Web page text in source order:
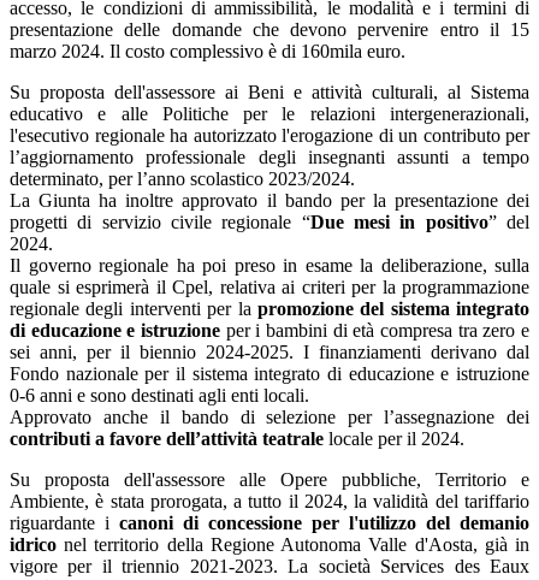
accesso, le condizioni di ammissibilità, le modalità e i termini di
presentazione delle domande che devono pervenire entro il 15
marzo 2024. Il costo complessivo è di 160mila euro.
Su proposta dell'assessore ai Beni e attività culturali, al Sistema
educativo e alle Politiche per le relazioni intergenerazionali,
l'esecutivo regionale ha autorizzato l'erogazione di un contributo per
l’aggiornamento professionale degli insegnanti assunti a tempo
determinato, per l’anno scolastico 2023/2024.
La Giunta ha inoltre approvato il bando per la presentazione dei
progetti di servizio civile regionale “Due mesi in positivo” del
2024.
Il governo regionale ha poi preso in esame la deliberazione, sulla
quale si esprimerà il Cpel, relativa ai criteri per la programmazione
regionale degli interventi per lapromozione del sistema integrato
di educazione e istruzione per i bambini di età compresa tra zero e
sei anni, per il biennio 2024-2025. I finanziamenti derivano dal
Fondo nazionale per il sistema integrato di educazione e istruzione
0-6 anni e sono destinati agli enti locali.
Approvato anche il bando di selezione per l’assegnazione dei
contributi a favore dell’attività teatrale locale per il 2024.
Su proposta dell'assessore alle Opere pubbliche, Territorio e
Ambiente, è stata prorogata, a tutto il 2024, la validità del tariffario
riguardante i canoni di concessione per l'utilizzo del demanio
idrico nel territorio della Regione Autonoma Valle d'Aosta, già in
vigore per il triennio 2021-2023. La società Services des Eaux